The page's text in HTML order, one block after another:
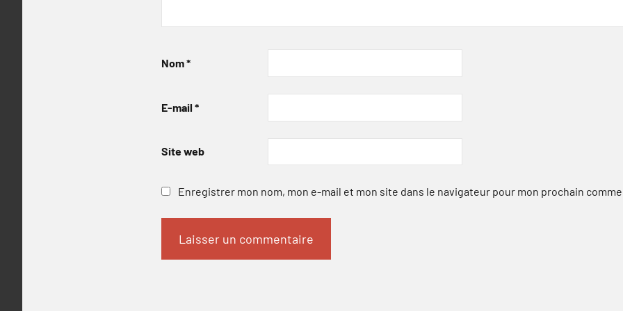
Nom*
E-mail *
Site web
Enregistrer mon nom, mon e-mail et mon site dans le navigateur pour mon prochain